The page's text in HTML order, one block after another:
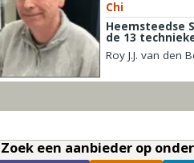
Chi
Heemsteedse
de 13
Roy J.J. van den
Zoek een aanbieder op